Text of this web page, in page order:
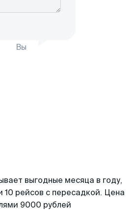
Вы
выгодные месяца в году,
рейсов с пересадкой. Цена
9000 рублей